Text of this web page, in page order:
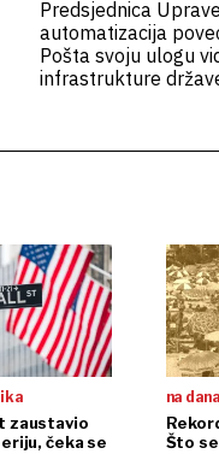
Predsjednica
automatizacija
Pošta svoju ulogu
infrastrukture
zaustavio
čeka se
na
Što